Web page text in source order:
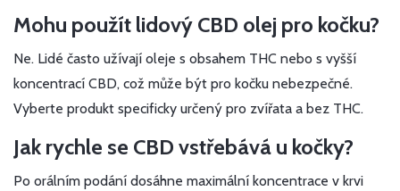
Mohu použít lidový CBD olej pro kočku?
Ne. Lidé často užívají oleje s obsahem THC nebo s vyšší
koncentrací CBD, což může být pro kočku nebezpečné.
Vyberte produkt specificky určený pro zvířata a bez THC.
Jak rychle se CBD vstřebává u kočky?
Po orálním podání dosáhne maximální koncentrace v krvi